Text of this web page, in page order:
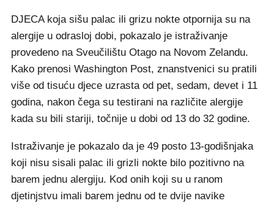
DJECA koja sišu palac ili grizu nokte otpornija su na
alergije u odrasloj dobi, pokazalo je istraživanje
provedeno na Sveučilištu Otago na Novom Zelandu.
Kako prenosi Washington Post, znanstvenici su pratili
više od tisuću djece uzrasta od pet, sedam, devet i 11
godina, nakon čega su testirani na različite alergije
kada su bili stariji, točnije u dobi od 13 do 32 godine.
Istraživanje je pokazalo da je 49 posto 13-godišnjaka
koji nisu sisali palac ili grizli nokte bilo pozitivno na
barem jednu alergiju. Kod onih koji su u ranom
djetinjstvu imali barem jednu od te dvije navike